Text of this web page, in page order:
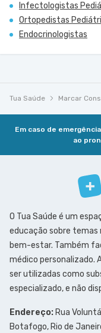
Infectologistas
Ortopedistas
Endocrinologistas
Tua Saúde Marcar
Em caso de
ao
O Tua Saúde é um
educação sobre temas
bem-estar. Também
médico personalizado.
ser utilizadas como
especializado, e não
Endereço: Rua
Botafogo, Rio de